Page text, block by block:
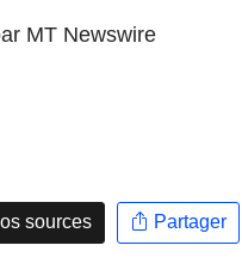
MT Newswire
sources Partager